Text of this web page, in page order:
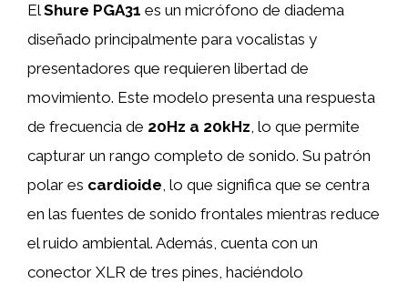
ElShure PGA31 es un micrófono de diadema
diseñado principalmente para vocalistas y
presentadores que requieren libertad de
movimiento. Este modelo presenta una respuesta
de frecuencia de 20Hz a 20kHz, lo que permite
capturar un rango completo de sonido. Su patrón
polar es cardioide, lo que significa que se centra
en las fuentes de sonido frontales mientras reduce
el ruido ambiental. Además, cuenta con un
conector XLR de tres pines, haciéndolo